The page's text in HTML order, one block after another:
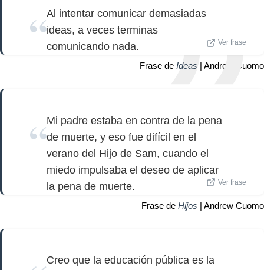
Al intentar comunicar demasiadas
ideas, a veces terminas
comunicando nada.
Ver frase
Frase de Ideas | Andrew Cuomo
Mi padre estaba en contra de la pena
de muerte, y eso fue difícil en el
verano del Hijo de Sam, cuando el
miedo impulsaba el deseo de aplicar
la pena de muerte.
Ver frase
Frase de Hijos | Andrew Cuomo
Creo que la educación pública es la